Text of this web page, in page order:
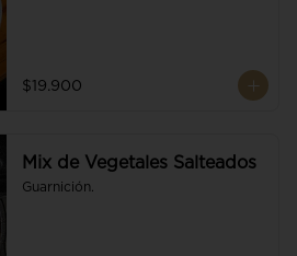
$19.900
Mix de Vegetales Salteados
Guarnición.